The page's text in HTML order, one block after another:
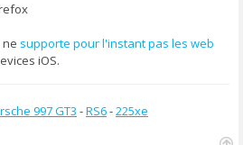
ne supporte pour l'instant pas les web
iOS.
997 GT3 -RS6-225xe